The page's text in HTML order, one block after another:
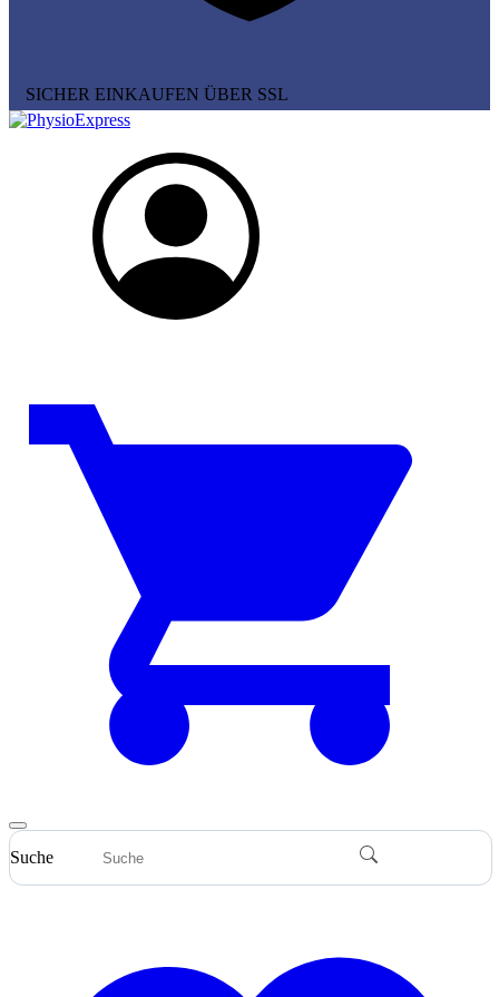
SICHER EINKAUFEN ÜBER SSL
Suche